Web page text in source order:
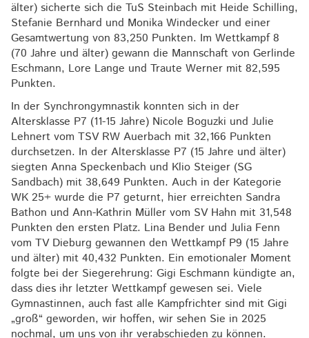
älter) sicherte sich die TuS Steinbach mit Heide Schilling,
Stefanie Bernhard und Monika Windecker und einer
Gesamtwertung von 83,250 Punkten. Im Wettkampf 8
(70 Jahre und älter) gewann die Mannschaft von Gerlinde
Eschmann, Lore Lange und Traute Werner mit 82,595
Punkten.
In der Synchrongymnastik konnten sich in der
Altersklasse P7 (11-15 Jahre) Nicole Boguzki und Julie
Lehnert vom TSV RW Auerbach mit 32,166 Punkten
durchsetzen. In der Altersklasse P7 (15 Jahre und älter)
siegten Anna Speckenbach und Klio Steiger (SG
Sandbach) mit 38,649 Punkten. Auch in der Kategorie
WK 25+ wurde die P7 geturnt, hier erreichten Sandra
Bathon und Ann-Kathrin Müller vom SV Hahn mit 31,548
Punkten den ersten Platz. Lina Bender und Julia Fenn
vom TV Dieburg gewannen den Wettkampf P9 (15 Jahre
und älter) mit 40,432 Punkten. Ein emotionaler Moment
folgte bei der Siegerehrung: Gigi Eschmann kündigte an,
dass dies ihr letzter Wettkampf gewesen sei. Viele
Gymnastinnen, auch fast alle Kampfrichter sind mit Gigi
„groß“ geworden, wir hoffen, wir sehen Sie in 2025
nochmal, um uns von ihr verabschieden zu können.